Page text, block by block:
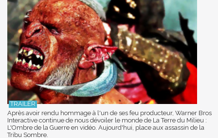
Après avoir rendu hommage à l'un de ses feu producteur, Warner Bros
Interactive continue de nous dévoiler le monde de La Terre du Milieu :
L'Ombre de la Guerre en vidéo. Aujourd'hui, place aux assassin de la
Tribu Sombre.